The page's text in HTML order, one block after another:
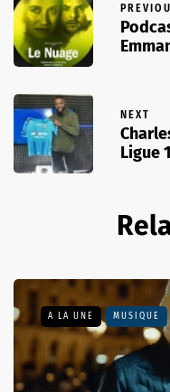
NEXT
Ligue
A LA UNE MUSIQUE